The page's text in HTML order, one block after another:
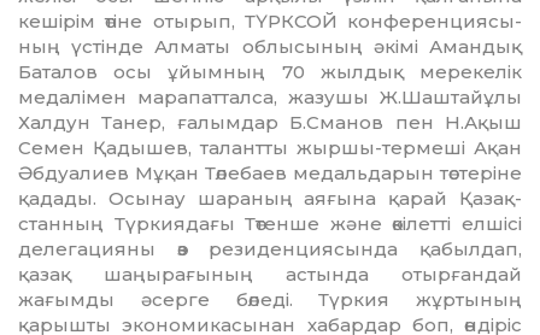
кешірім өтіне отырып, ТҮРКСОЙ конференциясы­
ның үстінде Алматы облысының әкімі Аман­дық
Баталов осы ұйымның 70 жыл­дық мерекелік
медалімен марапатталса, жазушы Ж.Шаштайұлы
Халдун Танер, ғалымдар Б.Сманов пен Н.Ақыш
Семен Қадышев, талантты жыршы-термеші Ақан
Әбдуалиев Мұқан Төлебаев медальдарын төстеріне
қада­ды. Осынау шара­ның аяғына қарай Қазақ­
станның Түркия­дағы Төтенше және өкілетті елшісі
де­ле­га­цияны өз резиденциясында қабыл­дап,
қазақ шаңырағының астында отыр­ғандай
жағымды әсерге бөледі. Түркия жұртының
қарышты экономикасынан хабардар боп, өндіріс